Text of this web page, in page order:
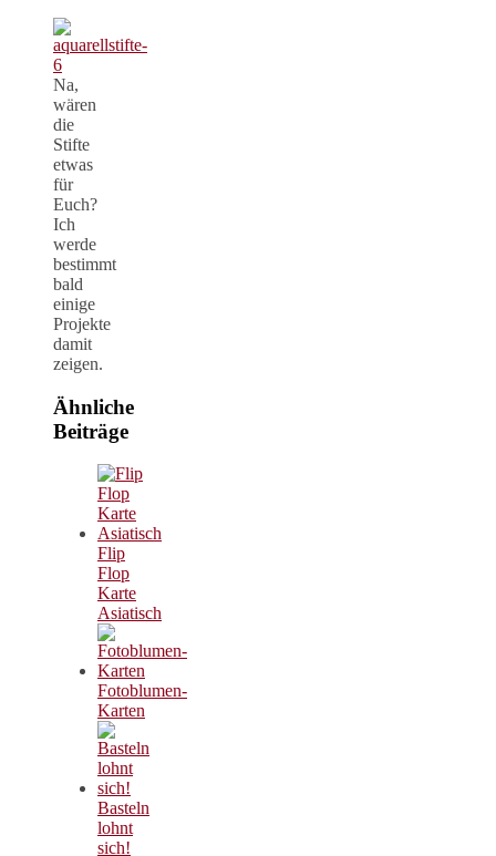
Na,
wären
die
Stifte
etwas
für
Euch?
Ich
werde
bestimmt
bald
einige
Projekte
damit
zeigen.
Ähnliche
Beiträge
Flip
Flop
Karte
Asiatisch
Fotoblumen-
Karten
Basteln
lohnt
sich!